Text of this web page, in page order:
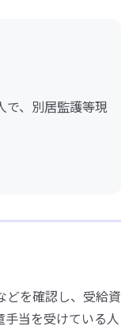
で、別居監護等現
どを確認し、受給資
当を受けている人